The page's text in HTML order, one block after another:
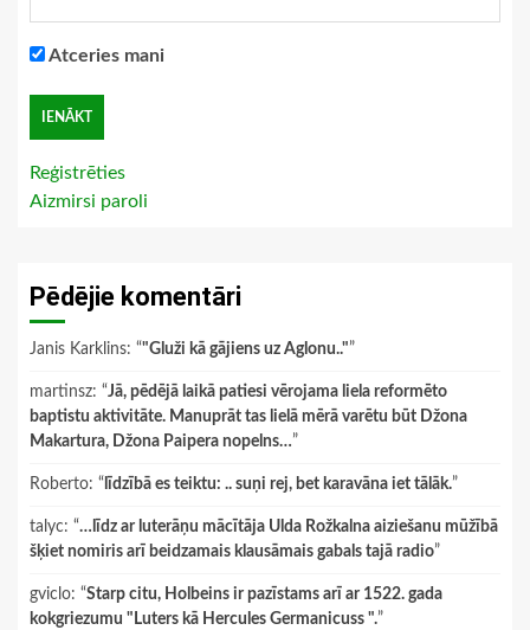
Atceries mani
Reģistrēties
Aizmirsi paroli
Pēdējie komentāri
Janis Karklins: “"Gluži kā gājiens uz Aglonu.."”
martinsz: “Jā, pēdējā laikā patiesi vērojama liela reformēto
baptistu aktivitāte. Manuprāt tas lielā mērā varētu būt Džona
Makartura, Džona Paipera nopelns…”
Roberto: “ līdzībā es teiktu: .. suņi rej, bet karavāna iet tālāk.”
talyc: “…līdz ar luterāņu mācītāja Ulda Rožkalna aiziešanu mūžībā
šķiet nomiris arī beidzamais klausāmais gabals tajā radio”
gviclo: “Starp citu, Holbeins ir pazīstams arī ar 1522. gada
kokgriezumu "Luters kā Hercules Germanicuss ".”